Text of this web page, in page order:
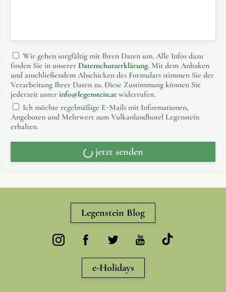
Wir gehen sorgfältig mit Ihren Daten um. Alle Infos dazu
finden Sie in unserer Datenschutzerklärung. Mit dem Anhaken
und anschließendem Abschicken des Formulars stimmen Sie der
Verarbeitung Ihrer Daten zu. Diese Zustimmung können Sie
jederzeit unter info@legenstein.at widerrufen.
Ich möchte regelmäßige E-Mails mit Informationen,
Angeboten und Mehrwert zum Vulkanlandhotel Legenstein
erhalten.
jetzt senden
Legenstein Blog
e-Holidays